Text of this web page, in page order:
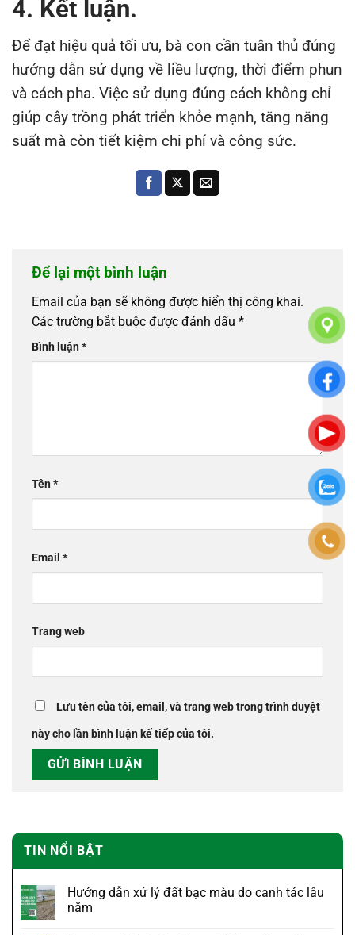
4. Kết luận.
Để đạt hiệu quả tối ưu, bà con cần tuân thủ đúng
hướng dẫn sử dụng về liều lượng, thời điểm phun
và cách pha. Việc sử dụng đúng cách không chỉ
giúp cây trồng phát triển khỏe mạnh, tăng năng
suất mà còn tiết kiệm chi phí và công sức.
Để lại một bình luận
Email của bạn sẽ không được hiển thị công khai.
Các trường bắt buộc được đánh dấu *
Bình luận*
Tên*
Email *
Trang web
Lưu tên của tôi, email, và trang web trong trình duyệt
này cho lần bình luận kế tiếp của tôi.
TIN NỔI BẬT
Hướng dẫn xử lý đất bạc màu do canh tác lâu
năm